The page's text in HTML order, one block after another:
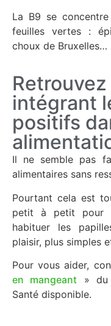
La B9 se
feuilles vertes :
choux de Bruxelles…
intégrant
positifs
Il ne semble pas
alimentaires sans
Pourtant cela est
petit à petit pour
habituer les
plaisir, plus simples
Pour vous aider,
en mangeant » du
Santé disponible.